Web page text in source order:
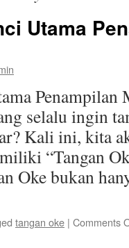
Utama
Penampilan
selalu ingin
Kali ini, kita
“Tangan
Oke bukan
tangan oke | Comments